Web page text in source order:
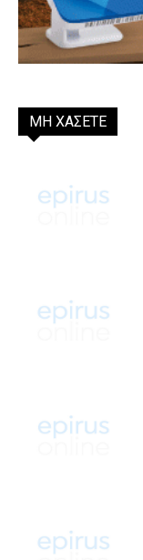
ΜΗ ΧΑΣΕΤΕ